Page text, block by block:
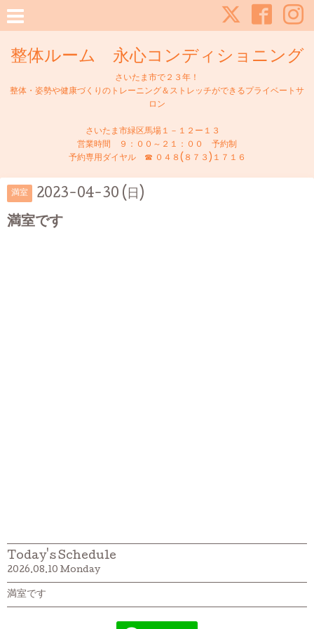
整体ルーム 永心コンディショニング
さいたま市で２３年！
整体・姿勢や健康づくりのトレーニング＆ストレッチができるプライベートサ
ロン
さいたま市緑区馬場１－１２ー１３
営業時間 ９：００～２１：００ 予約制
予約専用ダイヤル ☎ ０４８(８７３)１７１６
満室 2023-04-30 (日)
満室です
Today's Schedule
2026.08.10 Monday
満室です